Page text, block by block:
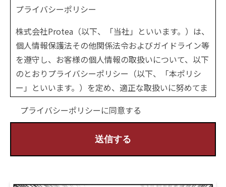
プライバシーポリシー
株式会社Protea（以下、「当社」といいます。）は、
個人情報保護法その他関係法令およびガイドライン等
を遵守し、お客様の個人情報の取扱いについて、以下
のとおりプライバシーポリシー（以下、「本ポリシ
ー」といいます。）を定め、適正な取扱いに努めてま
第1条（個人情報の収集）
当社は、お問い合わせ、資料請求、その他のサービス
プライバシーポリシーに同意する